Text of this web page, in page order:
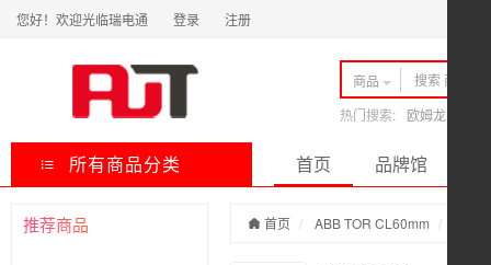
您好！欢迎光临瑞电通 登录 注册
商品
热门搜索:
欧姆龙
所有商品分类 首页 品牌馆
推荐商品 首页 ABB TOR CL60mm